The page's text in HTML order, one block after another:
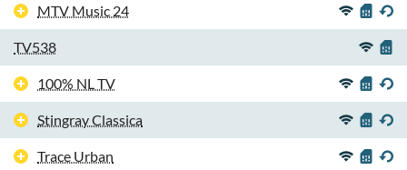
MTV Music 24
TV538
100% NL TV
Stingray Classica
Trace Urban